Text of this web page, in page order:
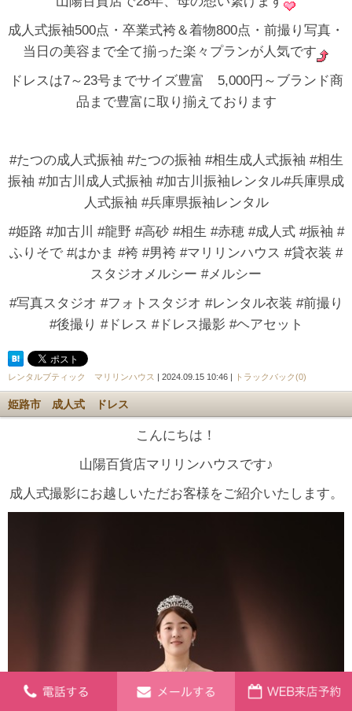
成人式振袖500点・卒業式袴＆着物800点・前撮り写真・
当日の美容まで全て揃った楽々プランが人気です
ドレスは7～23号までサイズ豊富 5,000円～ブランド商
品まで豊富に取り揃えております
#たつの成人式振袖 #たつの振袖 #相生成人式振袖 #相生
振袖 #加古川成人式振袖 #加古川振袖レンタル#兵庫県成
人式振袖 #兵庫県振袖レンタル
#姫路 #加古川 #龍野 #高砂 #相生 #赤穂 #成人式 #振袖 #
ふりそで #はかま #袴 #男袴 #マリリンハウス #貸衣装 #
スタジオメルシー #メルシー
#写真スタジオ #フォトスタジオ #レンタル衣装 #前撮り
#後撮り #ドレス #ドレス撮影 #ヘアセット
レンタルブティック マリリンハウス | 2024.09.15 10:46 | トラックバック(0)
姫路市 成人式 ドレス
こんにちは！
山陽百貨店マリリンハウスです♪
成人式撮影にお越しいただお客様をご紹介いたします。